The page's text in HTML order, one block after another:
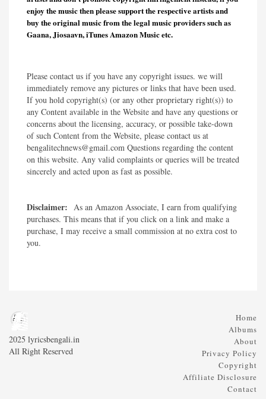
enjoy the music then please support the respective artists and
buy the original music from the legal music providers such as
Gaana, Jiosaavn, iTunes Amazon Music etc.
Please contact us if you have any copyright issues. we will
immediately remove any pictures or links that have been used.
If you hold copyright(s) (or any other proprietary right(s)) to
any Content available in the Website and have any questions or
concerns about the licensing, accuracy, or possible take-down
of such Content from the Website, please contact us at
bengalitechnews@gmail.com Questions regarding the content
on this website. Any valid complaints or queries will be treated
sincerely and acted upon as fast as possible.​
Disclaimer: As an Amazon Associate, I earn from qualifying
purchases. This means that if you click on a link and make a
purchase, I may receive a small commission at no extra cost to
you.
2025 lyricsbengali.in
All Right Reserved
Home
Albums
About
Privacy Policy
Copyright
Affiliate Disclosure
Contact